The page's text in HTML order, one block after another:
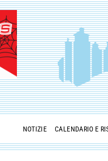
NOTIZIE CALENDARIO E